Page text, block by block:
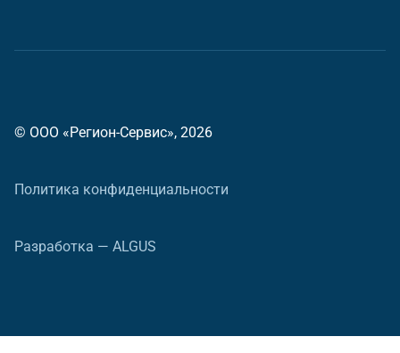
© ООО «Регион-Сервис», 2026
Политика конфиденциальности
Разработка — ALGUS